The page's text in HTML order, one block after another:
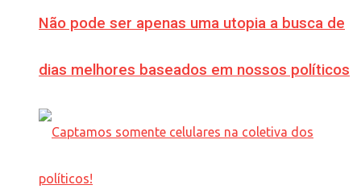
Não pode ser apenas uma utopia a busca de
dias melhores baseados em nossos políticos